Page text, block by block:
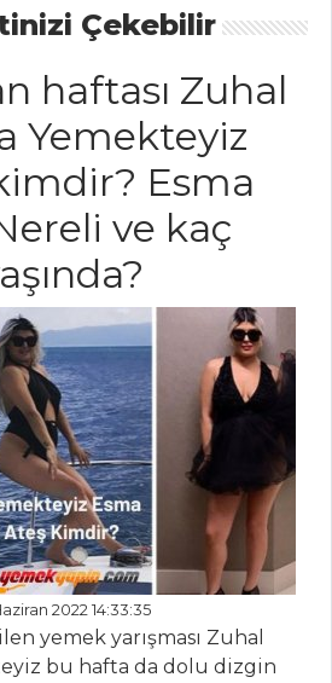
Çekebilir
haftası Zuhal
Yemekteyiz
Esma
ve kaç
2022 14:33:35
yemek yarışması Zuhal
bu hafta da dolu dizgin